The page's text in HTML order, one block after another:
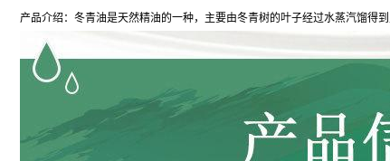
产品介绍：冬青油是天然精油的一种，主要由冬青树的叶子经过水蒸汽馏得